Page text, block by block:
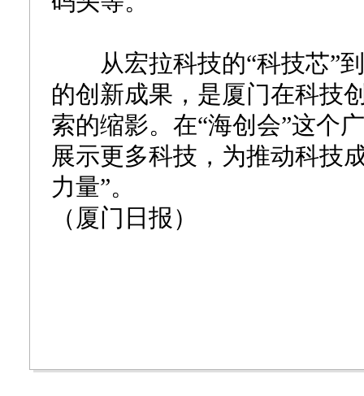
从宏拉科技的“科技芯”到
的创新成果，是厦门在科技
索的缩影。在“海创会”这个
展示更多科技，为推动科技
力量”。
（厦门日报）